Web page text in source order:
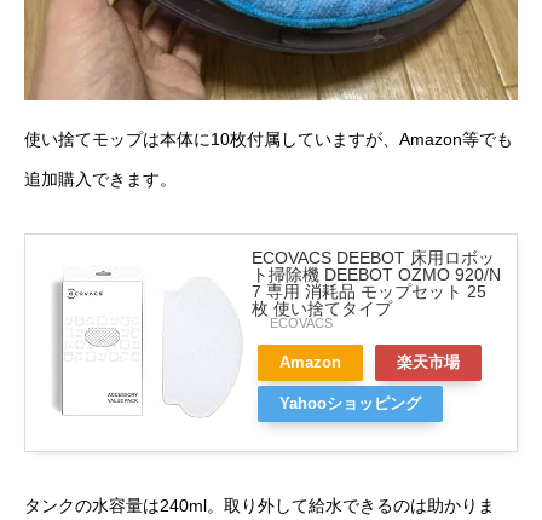
使い捨てモップは本体に10枚付属していますが、Amazon等でも
追加購入できます。
ECOVACS DEEBOT 床用ロボッ
ト掃除機 DEEBOT OZMO 920/N
7 専用 消耗品 モップセット 25
枚 使い捨てタイプ
ECOVACS
Amazon 楽天市場
Yahooショッピング
タンクの水容量は240ml。取り外して給水できるのは助かりま